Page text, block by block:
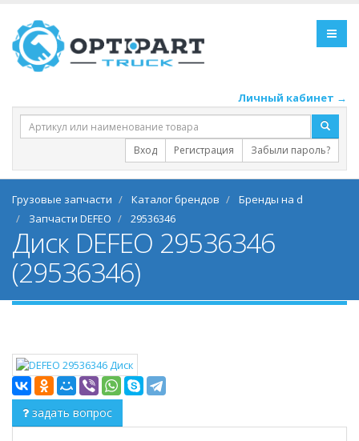
Личный кабинет →
Вход Регистрация Забыли пароль?
Грузовые запчасти Каталог брендов
Бренды на d
Запчасти DEFEO
29536346
Диск DEFEO 29536346
(29536346)
задать вопрос